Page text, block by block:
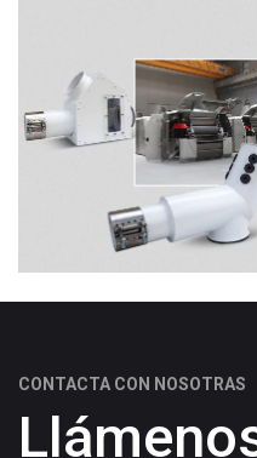
CONTACTA CON NOSOTRAS